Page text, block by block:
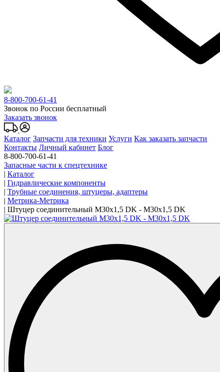
8-800-700-61-41
Звонок по России бесплатный
Заказать звонок
Каталог Запчасти для техники Услуги Как заказать запчасти
Контакты Личный кабинет Блог
8-800-700-61-41
Запасные части к спецтехнике
| Каталог
| Гидравлические компоненты
| Трубные соединения, штуцеры, адаптеры
| Метрика-Метрика
| Штуцер соединительный M30x1,5 DK - M30x1,5 DK